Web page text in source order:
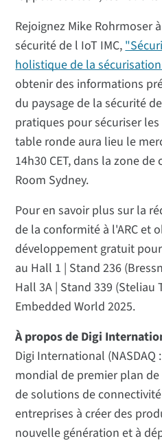
Rejoignez Mike Rohrmoser
sécurité de l IoT IMC,
holistique de la
obtenir des informations
du paysage de la sécurité
pratiques pour sécuriser
table ronde aura lieu le
14h30 CET, dans la zone de
Room Sydney.
Pour en savoir plus sur la
de la conformité à l'ARC et
développement gratuit
au Hall 1 | Stand 236
Hall 3A | Stand 339 (Steliau
Embedded World 2025.
À propos de Digi
Digi International
mondial de premier plan
de solutions de
entreprises à créer des
nouvelle génération et à